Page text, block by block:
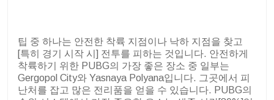
팁 중 하나는 안전한 착륙 지점이나 낙하 지점을 찾고
[특히 경기 시작 시] 전투를 피하는 것입니다. 안전하게
착륙하기 위한 PUBG의 가장 좋은 장소 중 일부는
Gergopol City와 Yasnaya Polyana입니다. 그곳에서 피
난처를 잡고 많은 전리품을 얻을 수 있습니다. PUBG의